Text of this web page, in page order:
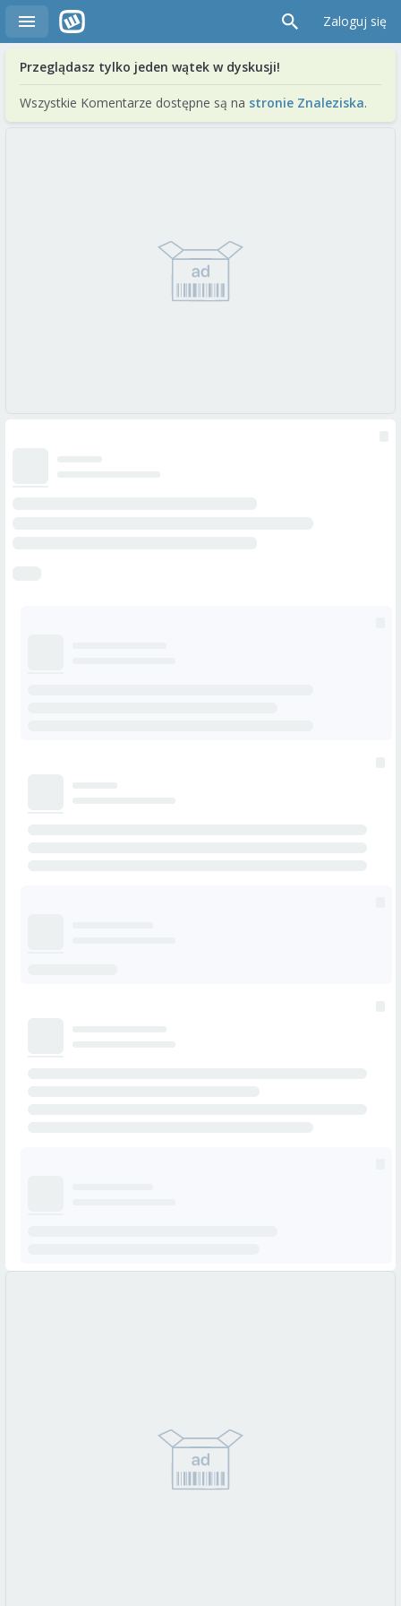
Zaloguj się
Przeglądasz tylko jeden wątek w dyskusji!
Wszystkie Komentarze dostępne są na stronie Znaleziska.